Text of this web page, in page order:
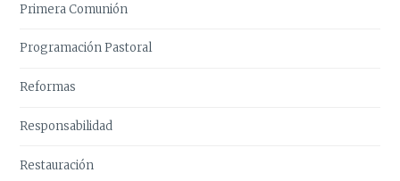
Primera Comunión
Programación Pastoral
Reformas
Responsabilidad
Restauración